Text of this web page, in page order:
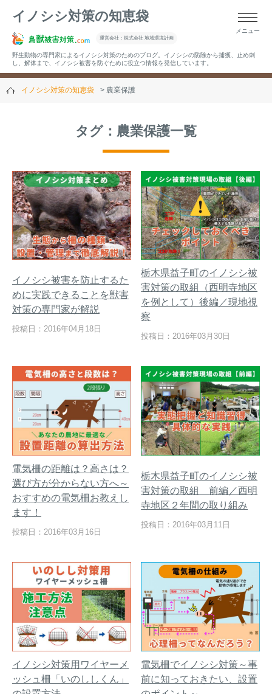
イノシシ対策の知恵袋
運営会社：株式会社 地域環境計画
野生動物の専門家によるイノシシ対策のためのブログ。イノシシの防除から捕獲、止め刺
し、解体まで、イノシシ被害を防ぐために役立つ情報を発信しています。
メニュー
▼キーワードから記事を探す
【イノシシの止め刺し】補て
トレイルカメラ設置方法を工
メルマガ登録 お役立ち資料
ご相談
お問い合わせ
オンライン
ショップ
イノシシ対策の知恵袋 農業保護
タグ：農業保護一覧
イノシシ被害を防止するた
めに実践できることを獣害
対策の専門家が解説
投稿日：2016年04月18日
栃木県益子町のイノシシ被
害対策の取組（西明寺地区
を例として）後編／現地視
察
投稿日：2016年03月30日
電気柵の距離は？高さは？
選び方が分からない方へ～
おすすめの電気柵お教えし
ます！
投稿日：2016年03月16日
栃木県益子町のイノシシ被
害対策の取組 前編／西明
寺地区２年間の取り組み
投稿日：2016年03月11日
イノシシ対策用ワイヤーメ
ッシュ柵「いのししくん」
電気柵でイノシシ対策～事
前に知っておきたい、設置